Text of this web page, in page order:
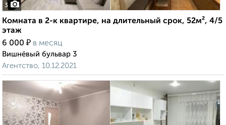
3
Комната в 2-к квартире, на длительный срок, 52м², 4/5
этаж
6 000 ₽ в месяц
Вишнёвый бульвар 3
Агентство, 10.12.2021